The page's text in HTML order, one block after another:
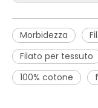
Morbidezza
Filato per tessuto
100% cotone